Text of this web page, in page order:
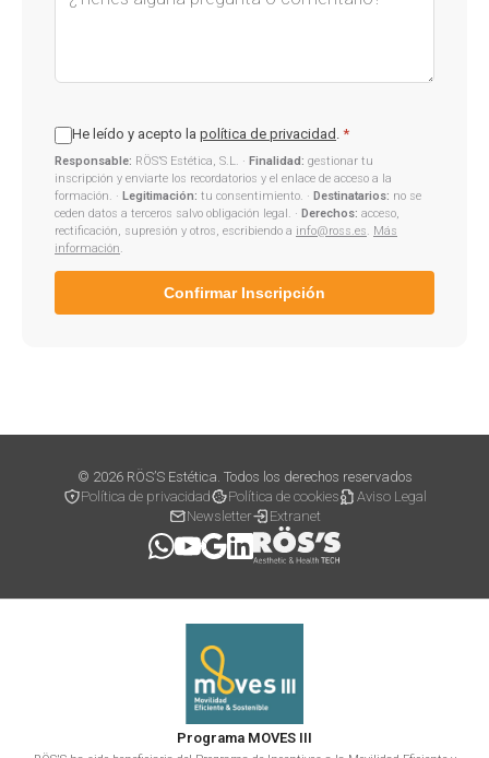
He leído y acepto la política de privacidad . *
Responsable: RÖS’S Estética, S.L. · Finalidad: gestionar tu
inscripción y enviarte los recordatorios y el enlace de acceso a la
formación. · Legitimación: tu consentimiento. · Destinatarios: no se
ceden datos a terceros salvo obligación legal. · Derechos: acceso,
rectificación, supresión y otros, escribiendo a info@ross.es. Más
información.
Confirmar Inscripción
© 2026 RÖS’S Estética. Todos los derechos reservados
Política de privacidad
Política de cookies
Aviso Legal
Newsletter
Extranet
Programa MOVES III